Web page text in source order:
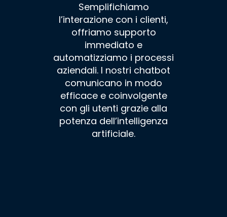
Semplifichiamo
l’interazione con i clienti,
offriamo supporto
immediato e
automatizziamo i processi
aziendali. I nostri chatbot
comunicano in modo
efficace e coinvolgente
con gli utenti grazie alla
potenza dell’intelligenza
artificiale.